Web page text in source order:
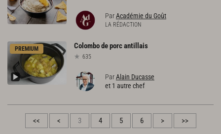
ParAcadémie du Goût
LA RÉDACTION
PREMIUM Colombodeporcantillais
635
ParAlain Ducasse
et 1 autre chef
<< < 3 4 5 6 > >>